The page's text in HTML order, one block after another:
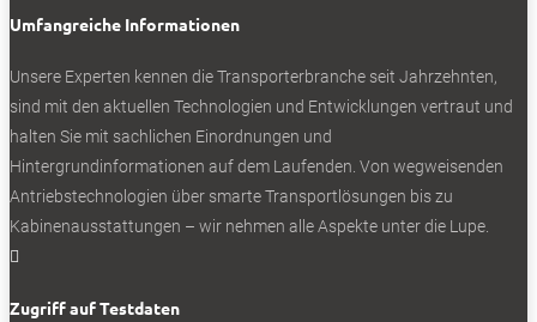
Umfangreiche Informationen
Unsere Experten kennen die Transporterbranche seit Jahrzehnten,
sind mit den aktuellen Technologien und Entwicklungen vertraut und
halten Sie mit sachlichen Einordnungen und
Hintergrundinformationen auf dem Laufenden. Von wegweisenden
Antriebstechnologien über smarte Transportlösungen bis zu
Kabinenausstattungen – wir nehmen alle Aspekte unter die Lupe.

Zugriff auf Testdaten